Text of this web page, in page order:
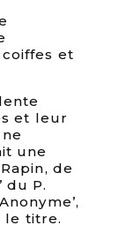
et
et leur
une
de
du P.
le titre.